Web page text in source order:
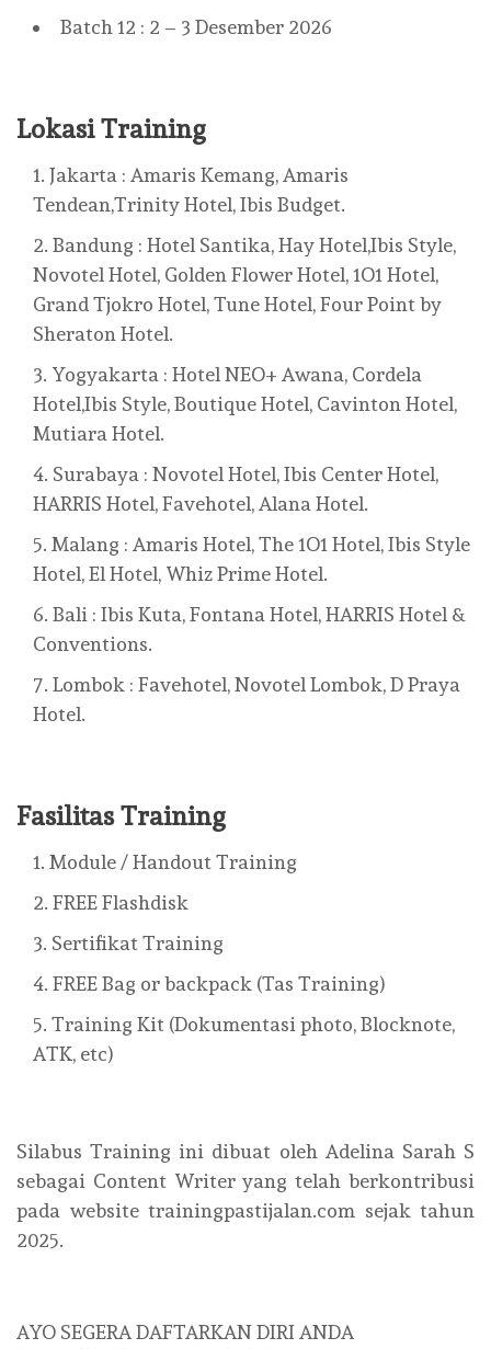
Batch 12 : 2 – 3 Desember 2026
Lokasi Training
Jakarta : Amaris Kemang, Amaris
Tendean,Trinity Hotel, Ibis Budget.
Bandung : Hotel Santika, Hay Hotel,Ibis Style,
Novotel Hotel, Golden Flower Hotel, 1O1 Hotel,
Grand Tjokro Hotel, Tune Hotel, Four Point by
Sheraton Hotel.
Yogyakarta : Hotel NEO+ Awana, Cordela
Hotel,Ibis Style, Boutique Hotel, Cavinton Hotel,
Mutiara Hotel.
Surabaya : Novotel Hotel, Ibis Center Hotel,
HARRIS Hotel, Favehotel, Alana Hotel.
Malang : Amaris Hotel, The 1O1 Hotel, Ibis Style
Hotel, El Hotel, Whiz Prime Hotel.
Bali : Ibis Kuta, Fontana Hotel, HARRIS Hotel &
Conventions.
Lombok : Favehotel, Novotel Lombok, D Praya
Hotel.
Fasilitas Training
Module / Handout Training
FREE Flashdisk
Sertifikat Training
FREE Bag or backpack (Tas Training)
Training Kit (Dokumentasi photo, Blocknote,
ATK, etc)
Silabus Training ini dibuat oleh Adelina Sarah S
sebagai Content Writer yang telah berkontribusi
pada website trainingpastijalan.com sejak tahun
2025.
AYO SEGERA DAFTARKAN DIRI ANDA